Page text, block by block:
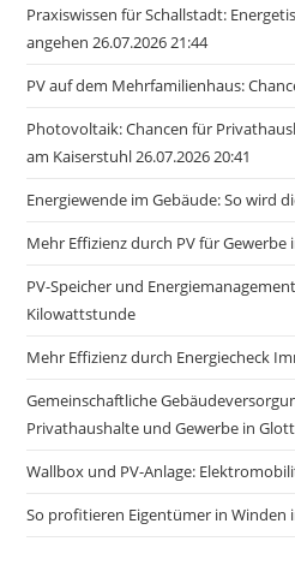
Praxiswissen für Schallstadt:
angehen 26.07.2026 21:44
PV auf dem Mehrfamilienhaus:
Photovoltaik: Chancen für
am Kaiserstuhl 26.07.2026 20:41
Energiewende im Gebäude: So wird
Mehr Effizienz durch PV für Gewerbe
PV-Speicher und
Kilowattstunde
Mehr Effizienz durch Energiecheck
Gemeinschaftliche
Privathaushalte und Gewerbe in
Wallbox und PV-Anlage:
So profitieren Eigentümer in Winden